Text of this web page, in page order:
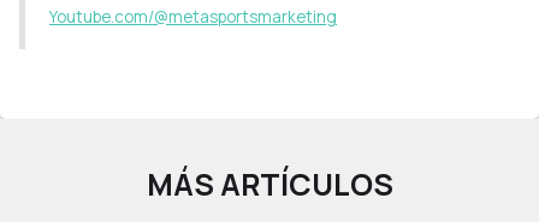
Youtube.com/@metasportsmarketing
MÁS ARTÍCULOS